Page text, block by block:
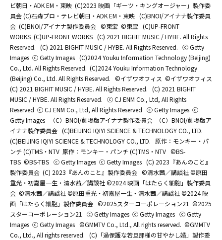
ビ朝日・ADK EM・東映 (C)2023 映画「ギーツ・キングオージャー」製作委
員会 (C)石森プロ・テレビ朝日・ADK EM・東映 (C)BNOI/アイナナ製作委員
会 (C)BNOI/アイナナ製作委員会 ©東宝 ©東宝 (C)UP-FRONT
WORKS (C)UP-FRONT WORKS (C) 2021 BIGHIT MUSIC / HYBE. All Rights
Reserved. (C) 2021 BIGHIT MUSIC / HYBE. All Rights Reserved. ⓒ Getty
Images ⓒ Getty Images (C)2024 Youku Information Technology (Beijing)
Co., Ltd. All Rights Reserved. (C)2024 Youku Information Technology
(Beijing) Co., Ltd. All Rights Reserved. ©イザワオフィス ©イザワオフィス
(C) 2021 BIGHIT MUSIC / HYBE. All Rights Reserved. (C) 2021 BIGHIT
MUSIC / HYBE. All Rights Reserved. ⓒ CJ ENM Co., Ltd, All Rights
Reserved ⓒ CJ ENM Co., Ltd, All Rights Reserved ⓒ Getty Images ⓒ
Getty Images
（C）BNOI/劇場版アイナナ製作委員会
（C）BNOI/劇場版ア
イナナ製作委員会 (C)BEIJING IQIYI SCIENCE & TECHNOLOGY CO., LTD.
(C)BEIJING IQIYI SCIENCE & TECHNOLOGY CO., LTD.
原作：モンキー・パ
ンチ (C)TMS・NTV 原作：モンキー・パンチ (C)TMS・NTV ©BS-
TBS ©BS-TBS ⓒ Getty Images ⓒ Getty Images (C) 2023『あんのこと』
製作委員会 (C) 2023『あんのこと』製作委員会 ©清水茜／講談社 ©原田
重光・初嘉屋一生・清水茜／講談社 ©2024 映画「はたらく細胞」製作委員
会 ©清水茜／講談社 ©原田重光・初嘉屋一生・清水茜／講談社 ©2024 映
画「はたらく細胞」製作委員会 ©2025スターコーポレーション21 ©2025
スターコーポレーション21
ⓒ Getty Images ⓒ Getty Images ⓒ Getty
Images ⓒ Getty Images ©GMMTV Co., Ltd., All rights reserved. ©GMMTV
Co., Ltd., All rights reserved. (C)「過保護な若旦那様の甘やかし婚」製作委